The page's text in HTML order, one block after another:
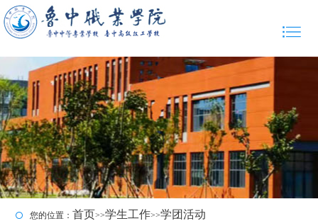
您的位置： 首页>>学生工作>>学团活动